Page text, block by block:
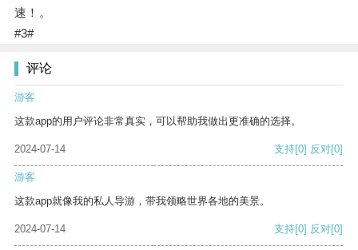
速！。
#3#
评论
游客
这款app的用户评论非常真实，可以帮助我做出更准确的选择。
2024-07-14 支持[0] 反对[0]
游客
这款app就像我的私人导游，带我领略世界各地的美景。
2024-07-14 支持[0] 反对[0]